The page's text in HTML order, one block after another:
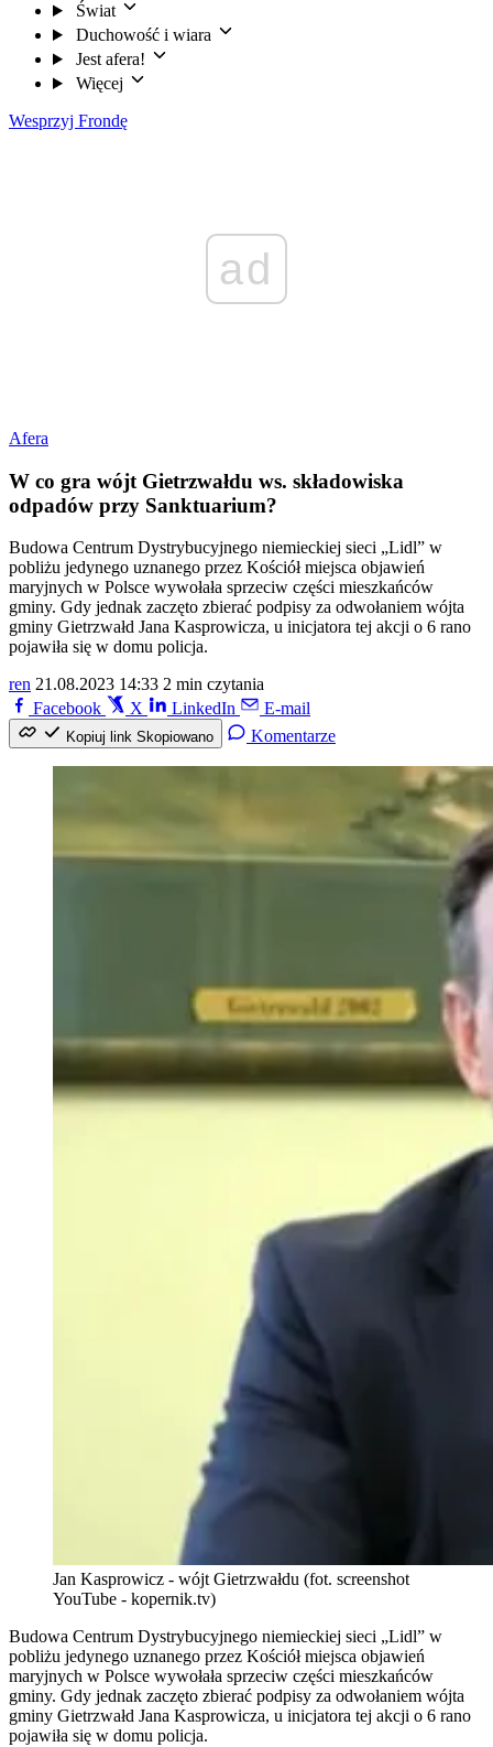
Świat
Duchowość i wiara
Jest afera!
Więcej
Wesprzyj Frondę
ad
Afera
W co gra wójt Gietrzwałdu ws. składowiska
odpadów przy Sanktuarium?
Budowa Centrum Dystrybucyjnego niemieckiej sieci „Lidl” w
pobliżu jedynego uznanego przez Kościół miejsca objawień
maryjnych w Polsce wywołała sprzeciw części mieszkańców
gminy. Gdy jednak zaczęto zbierać podpisy za odwołaniem wójta
gminy Gietrzwałd Jana Kasprowicza, u inicjatora tej akcji o 6 rano
pojawiła się w domu policja.
ren 21.08.2023 14:33 2 min czytania
Facebook
X LinkedIn E-mail
Kopiuj link Skopiowano Komentarze
Jan Kasprowicz - wójt Gietrzwałdu (fot. screenshot
YouTube - kopernik.tv)
Budowa Centrum Dystrybucyjnego niemieckiej sieci „Lidl” w
pobliżu jedynego uznanego przez Kościół miejsca objawień
maryjnych w Polsce wywołała sprzeciw części mieszkańców
gminy. Gdy jednak zaczęto zbierać podpisy za odwołaniem wójta
gminy Gietrzwałd Jana Kasprowicza, u inicjatora tej akcji o 6 rano
pojawiła się w domu policja.